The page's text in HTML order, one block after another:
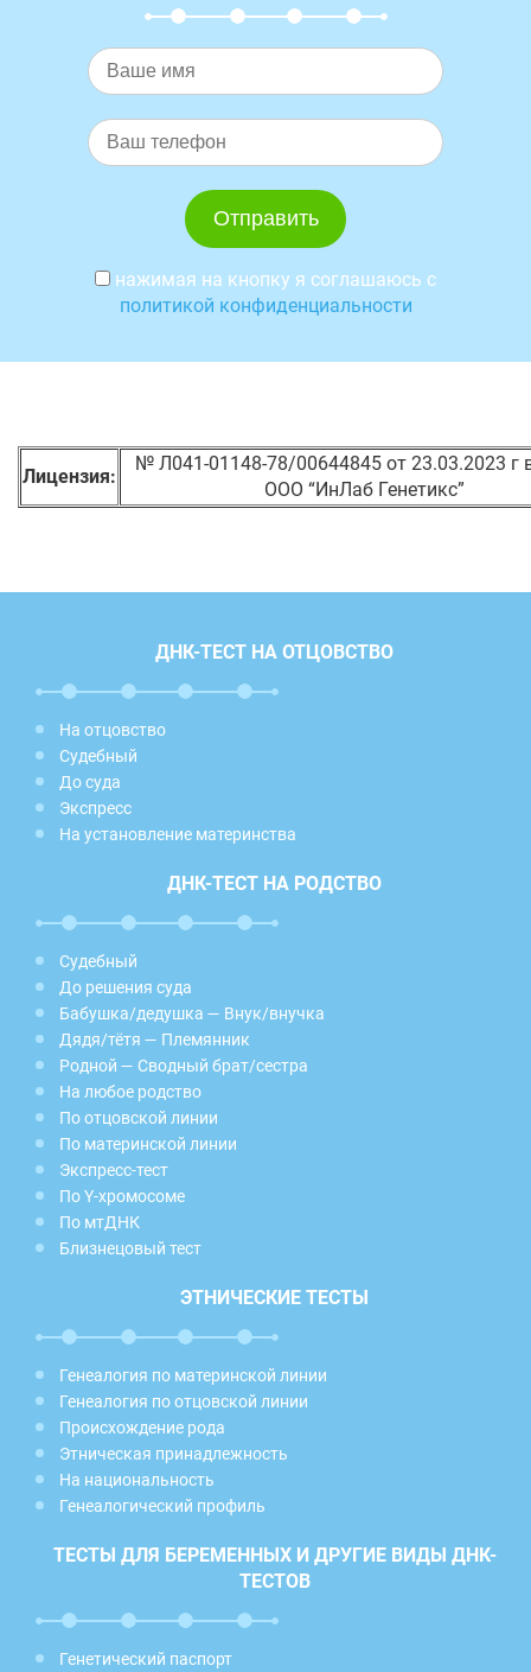
нажимая на кнопку я соглашаюсь с
политикой конфиденциальности
Лицензия:
№ Л041-01148-78/00644845 от 23.03.2023 г
ООО “ИнЛаб Генетикс”
ДНК-ТЕСТ НА ОТЦОВСТВО
На отцовство
Судебный
До суда
Экспресс
На установление материнства
ДНК-ТЕСТ НА РОДСТВО
Судебный
До решения суда
Бабушка/дедушка — Внук/внучка
Дядя/тётя — Племянник
Родной — Сводный брат/сестра
На любое родство
По отцовской линии
По материнской линии
Экспресс-тест
По Y-хромосоме
По мтДНК
Близнецовый тест
ЭТНИЧЕСКИЕ ТЕСТЫ
Генеалогия по материнской линии
Генеалогия по отцовской линии
Происхождение рода
Этническая принадлежность
На национальность
Генеалогический профиль
ТЕСТЫ ДЛЯ БЕРЕМЕННЫХ И ДРУГИЕ ВИДЫ ДНК-
ТЕСТОВ
Генетический паспорт